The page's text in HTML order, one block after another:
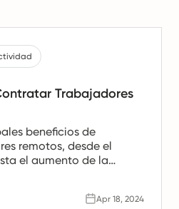
Trabajadores
beneficios de
remotos, desde el
el aumento de la
del trabajo.
Apr 18, 2024